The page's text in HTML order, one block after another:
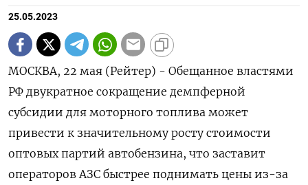
25.05.2023
МОСКВА, 22 мая (Рейтер) - Обещанное властями
РФ двукратное сокращение демпферной
субсидии для моторного топлива может
привести к значительному росту стоимости
оптовых партий автобензина, что заставит
операторов АЗС быстрее поднимать цены из-за